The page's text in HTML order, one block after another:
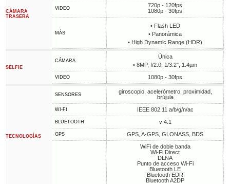
CÁMARA
TRASERA
VIDEO
720p - 120fps
1080p - 30fps
MÁS
• Flash LED
• Panorámica
• High Dynamic Range (HDR)
SELFIE
CÁMARA
Única
• 8MP, f/2.0, 1/3.2", 1.4µm
VIDEO 1080p - 30fps
TECNOLOGÍAS
SENSORES
giroscopio, acelerómetro, proximidad,
brújula
WI-FI IEEE 802.11 a/b/g/n/ac
BLUETOOTH v 4.1
GPS
GPS, A-GPS, GLONASS, BDS
WiFi de doble banda
Wi-Fi Direct
DLNA
Punto de acceso Wi-Fi
Bluetooth LE
Bluetooth EDR
Bluetooth A2DP